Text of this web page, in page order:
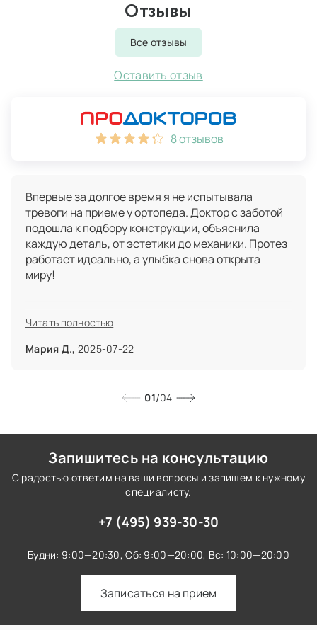
Отзывы
Все отзывы
Оставить отзыв
8 отзывов
Впервые за долгое время я не испытывала
тревоги на приеме у ортопеда. Доктор с заботой
подошла к подбору конструкции, объяснила
каждую деталь, от эстетики до механики. Протез
работает идеально, а улыбка снова открыта
миру!
Читать полностью
Мария Д., 2025-07-22
01/04
Запишитесь на консультацию
С радостью ответим на ваши вопросы и запишем к нужному
специалисту.
+7 (495) 939-30-30
Будни: 9:00—20:30, Сб: 9:00—20:00, Вс: 10:00—20:00
Записаться на прием